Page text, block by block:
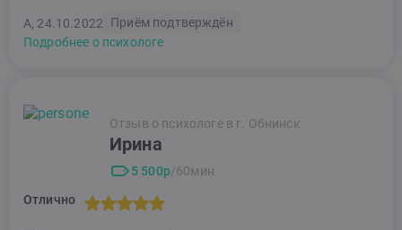
А, 24.10.2022
Приём подтверждён
Подробнее о психологе
Отзыв о психологе в г. Обнинск
Ирина
5 500р/60мин
Отлично